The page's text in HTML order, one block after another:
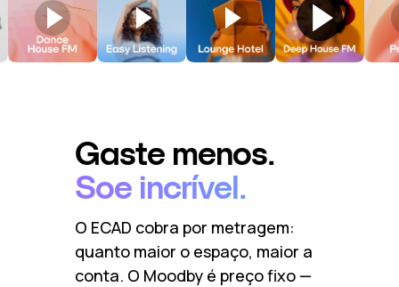
Gaste menos.
Soe incrível.
O ECAD cobra por metragem:
quanto maior o espaço, maior a
conta. O Moodby é preço fixo —